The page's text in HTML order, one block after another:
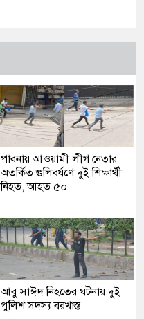
পাবনায় আওয়ামী লীগ নেতার
অতর্কিত গুলিবর্ষণে দুই শিক্ষার্থী
নিহত, আহত ৫০
আবু সাঈদ নিহতের ঘটনায় দুই
পুলিশ সদস্য বরখাস্ত